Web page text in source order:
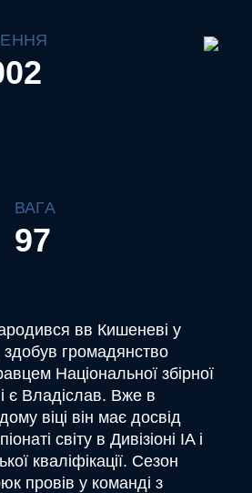
ВАГА
97
вв Кишеневі у
громадянство
Національної збірної
є Владіслав. Вже в
віці він має досвід
світу в Дивізіоні ІA і
кваліфікації. Сезон
провів у команді з